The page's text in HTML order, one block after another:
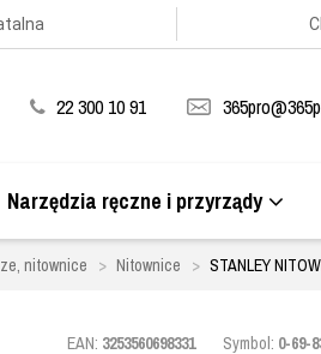
22 300 10 91
Narzędzia ręczne i przyrządy
nitownice Nitownice STANLEY
EAN: 3253560698331 Symbol: 0-69-